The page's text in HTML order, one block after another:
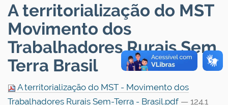
A territorialização do MST
Movimento dos
Trabalhadores Rurais Sem
Terra Brasil
A territorialização do MST - Movimento dos
Trabalhadores Rurais Sem-Terra - Brasil.pdf — 124.1